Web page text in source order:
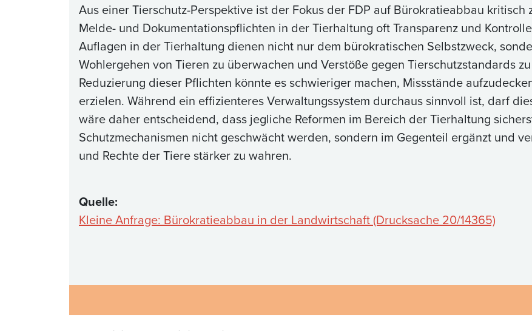
Aus einer Tierschutz-Perspektive ist der Fokus der FDP auf Bürokratieabbau
Melde- und Dokumentationspflichten in der Tierhaltung oft Transparenz und
Auflagen in der Tierhaltung dienen nicht nur dem bürokratischen Selbstzweck,
Wohlergehen von Tieren zu überwachen und Verstöße gegen Tierschutzstandards
Reduzierung dieser Pflichten könnte es schwieriger machen, Missstände
erzielen. Während ein effizienteres Verwaltungssystem durchaus sinnvoll ist, darf
wäre daher entscheidend, dass jegliche Reformen im Bereich der Tierhaltung
Schutzmechanismen nicht geschwächt werden, sondern im Gegenteil ergänzt und
und Rechte der Tiere stärker zu wahren.
Quelle:
Kleine Anfrage: Bürokratieabbau in der Landwirtschaft (Drucksache 20/14365)